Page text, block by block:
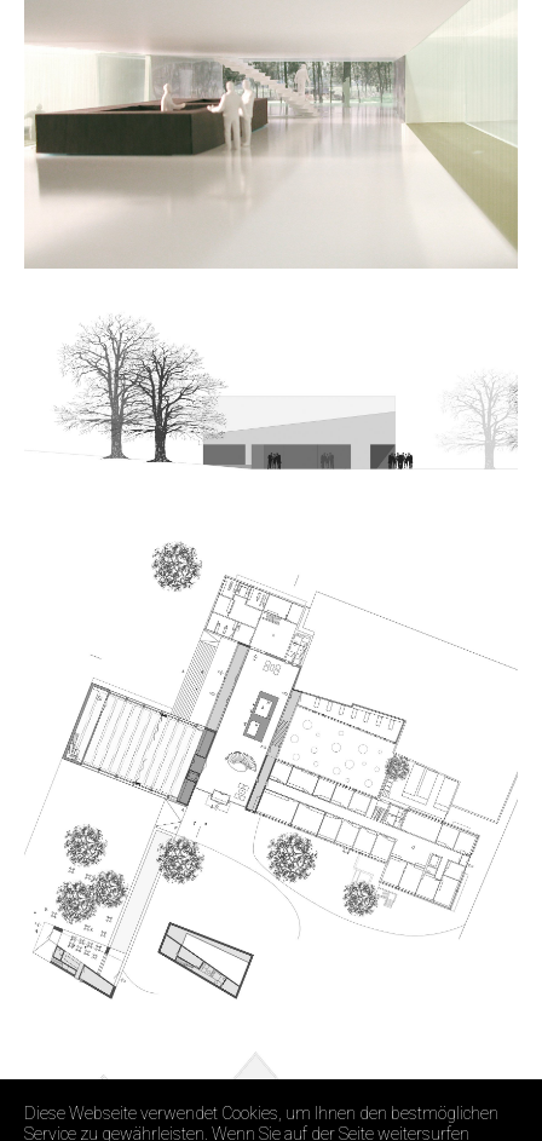
Diese Webseite verwendet Cookies, um Ihnen den bestmöglichen
Service zu gewährleisten. Wenn Sie auf der Seite weitersurfen